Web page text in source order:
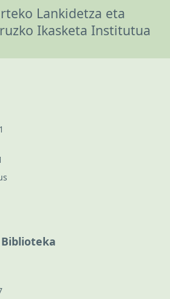
Lankidetza eta
Ikasketa Institutua